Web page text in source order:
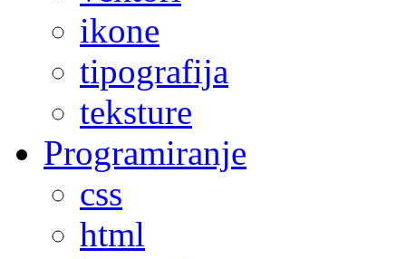
ikone
tipografija
teksture
Programiranje
css
html